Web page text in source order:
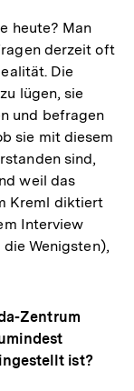
heute? Man
derzeit oft
Die
lügen, sie
und befragen
sie mit diesem
sind,
weil das
Kreml diktiert
Interview
Wenigsten),
Zentrum
ist?